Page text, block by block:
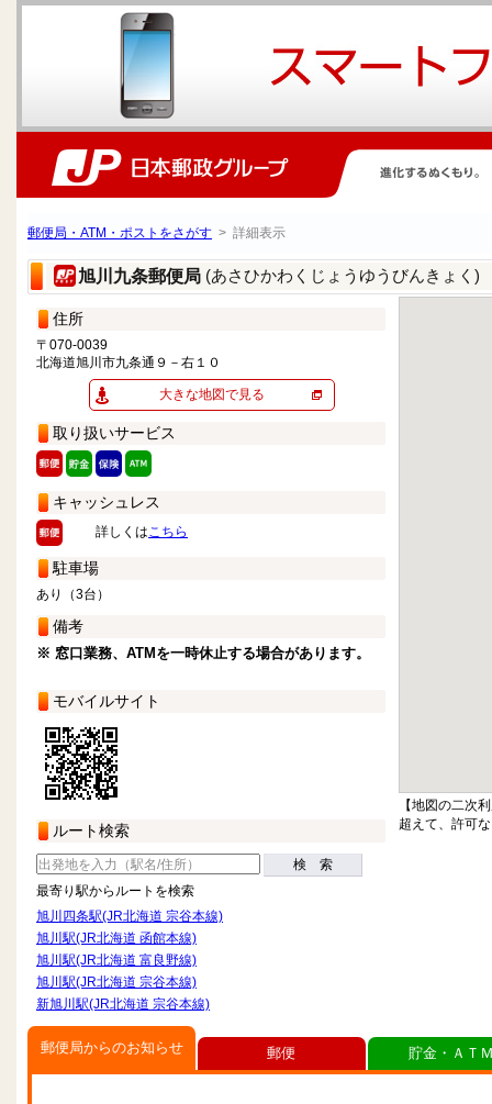
郵便局・ATM・ポストをさがす > 詳細表示
旭川九条郵便局 (あさひかわくじょうゆうびんきょく)
住所
〒070-0039
北海道旭川市九条通９－右１０
大きな地図で見る
取り扱いサービス
キャッシュレス
詳しくはこちら
駐車場
あり（3台）
備考
※ 窓口業務、ATMを一時休止する場合があります。
モバイルサイト
ルート検索
検 索
最寄り駅からルートを検索
旭川四条駅(JR北海道 宗谷本線)
旭川駅(JR北海道 函館本線)
旭川駅(JR北海道 富良野線)
旭川駅(JR北海道 宗谷本線)
新旭川駅(JR北海道 宗谷本線)
【地図の二次
超えて、許可
郵便局からのお知らせ 郵便 貯金・ＡＴ